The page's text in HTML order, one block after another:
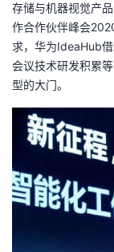
发
者
我
的
客
我
论
的
我
存储与机器视觉产
作合作伙伴峰会
求，华为IdeaHub
会议技术研发积累
型的大门。